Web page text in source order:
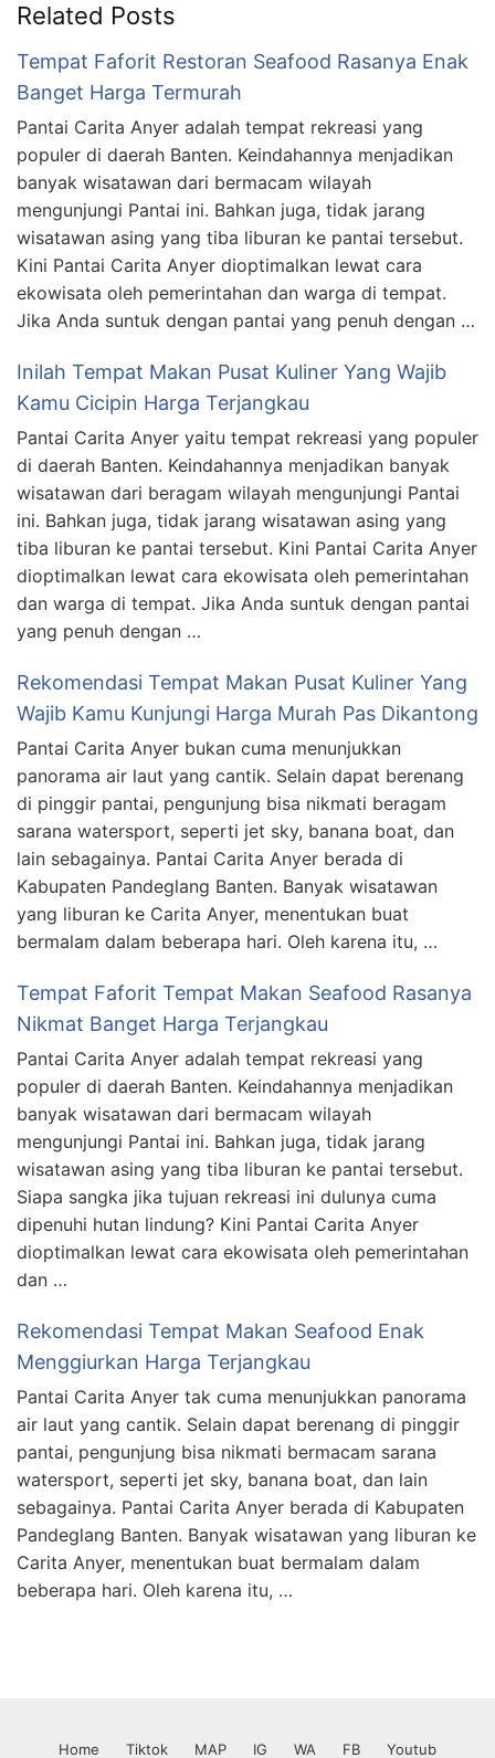
Related Posts
Tempat Faforit Restoran Seafood Rasanya Enak
Banget Harga Termurah
Pantai Carita Anyer adalah tempat rekreasi yang
populer di daerah Banten. Keindahannya menjadikan
banyak wisatawan dari bermacam wilayah
mengunjungi Pantai ini. Bahkan juga, tidak jarang
wisatawan asing yang tiba liburan ke pantai tersebut.
Kini Pantai Carita Anyer dioptimalkan lewat cara
ekowisata oleh pemerintahan dan warga di tempat.
Jika Anda suntuk dengan pantai yang penuh dengan …
Inilah Tempat Makan Pusat Kuliner Yang Wajib
Kamu Cicipin Harga Terjangkau
Pantai Carita Anyer yaitu tempat rekreasi yang populer
di daerah Banten. Keindahannya menjadikan banyak
wisatawan dari beragam wilayah mengunjungi Pantai
ini. Bahkan juga, tidak jarang wisatawan asing yang
tiba liburan ke pantai tersebut. Kini Pantai Carita Anyer
dioptimalkan lewat cara ekowisata oleh pemerintahan
dan warga di tempat. Jika Anda suntuk dengan pantai
yang penuh dengan …
Rekomendasi Tempat Makan Pusat Kuliner Yang
Wajib Kamu Kunjungi Harga Murah Pas Dikantong
Pantai Carita Anyer bukan cuma menunjukkan
panorama air laut yang cantik. Selain dapat berenang
di pinggir pantai, pengunjung bisa nikmati beragam
sarana watersport, seperti jet sky, banana boat, dan
lain sebagainya. Pantai Carita Anyer berada di
Kabupaten Pandeglang Banten. Banyak wisatawan
yang liburan ke Carita Anyer, menentukan buat
bermalam dalam beberapa hari. Oleh karena itu, …
Tempat Faforit Tempat Makan Seafood Rasanya
Nikmat Banget Harga Terjangkau
Pantai Carita Anyer adalah tempat rekreasi yang
populer di daerah Banten. Keindahannya menjadikan
banyak wisatawan dari bermacam wilayah
mengunjungi Pantai ini. Bahkan juga, tidak jarang
wisatawan asing yang tiba liburan ke pantai tersebut.
Siapa sangka jika tujuan rekreasi ini dulunya cuma
dipenuhi hutan lindung? Kini Pantai Carita Anyer
dioptimalkan lewat cara ekowisata oleh pemerintahan
dan …
Rekomendasi Tempat Makan Seafood Enak
Menggiurkan Harga Terjangkau
Pantai Carita Anyer tak cuma menunjukkan panorama
air laut yang cantik. Selain dapat berenang di pinggir
pantai, pengunjung bisa nikmati bermacam sarana
watersport, seperti jet sky, banana boat, dan lain
sebagainya. Pantai Carita Anyer berada di Kabupaten
Pandeglang Banten. Banyak wisatawan yang liburan ke
Carita Anyer, menentukan buat bermalam dalam
beberapa hari. Oleh karena itu, …
Home Tiktok MAP IG WA FB Youtub